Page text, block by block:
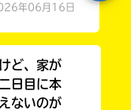
年06月16日
ど、家が
日目に本
ないのが